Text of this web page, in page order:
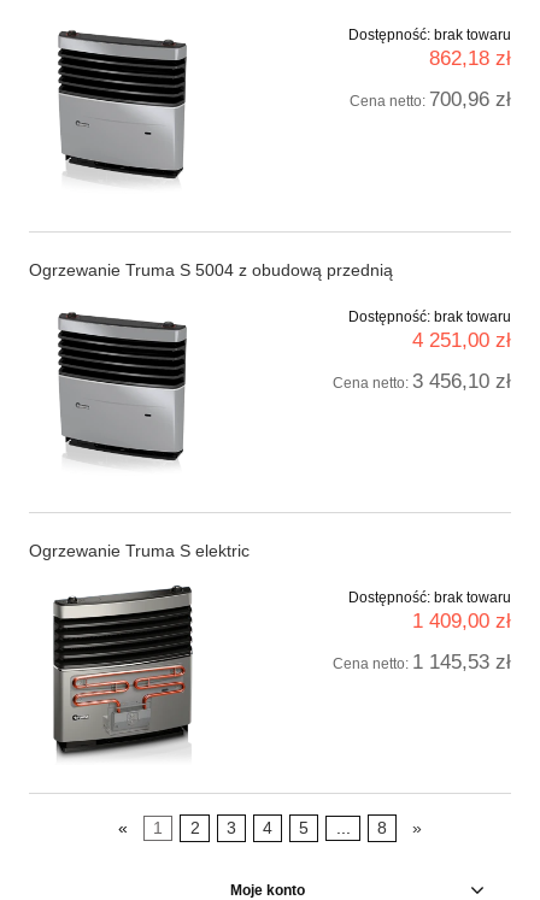
Dostępność: brak towaru
862,18 zł
Cena netto: 700,96 zł
Ogrzewanie Truma S 5004 z obudową przednią
Dostępność: brak towaru
4 251,00 zł
Cena netto: 3 456,10 zł
Ogrzewanie Truma S elektric
Dostępność: brak towaru
1 409,00 zł
Cena netto: 1 145,53 zł
« 1 2 3 4 5 ... 8 »
Moje konto